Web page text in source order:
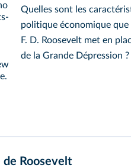
Quelles sont les
politique économique que
F. D. Roosevelt met en
de la Grande Dépression ?
de Roosevelt